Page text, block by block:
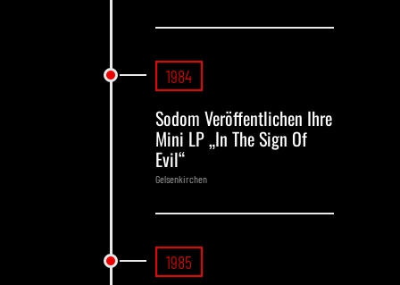
1984
Sodom Veröffentlichen Ihre
Mini LP „In The Sign Of
Evil“
Gelsenkirchen
1985